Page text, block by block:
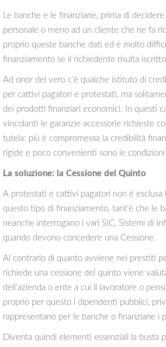
Le banche e le finanziarie, prima di
personale o meno ad un cliente che ne fa
proprio queste banche dati ed è molto
finanziamento se il richiedente risulta
Ad onor del vero c’è qualche istituto di
per cattivi pagatori e protestati, ma
dei prodotti finanziari economici. In questi
vincolanti le garanzie accessorie richieste
tutela: più è compromessa la credibilità
rigide e poco convenienti sono le
La soluzione: la Cessione del Quinto
A protestati e cattivi pagatori non è esclusa
questo tipo di finanziamento, tant’è che le
neanche interrogano i vari SIC, Sistemi di
quando devono concedere una Cessione.
Al contrario di quanto avviene nei prestiti
richiede una cessione del quinto viene
dell’azienda o ente a cui il lavoratore o
proprio per questo i dipendenti pubblici,
rappresentano per le banche o finanziarie i
Diventa quindi elementi essenziali la busta